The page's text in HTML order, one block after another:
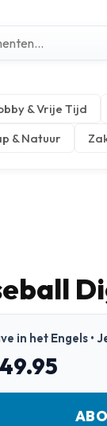
& Vrije Tijd
& Natuur
in het Engels •